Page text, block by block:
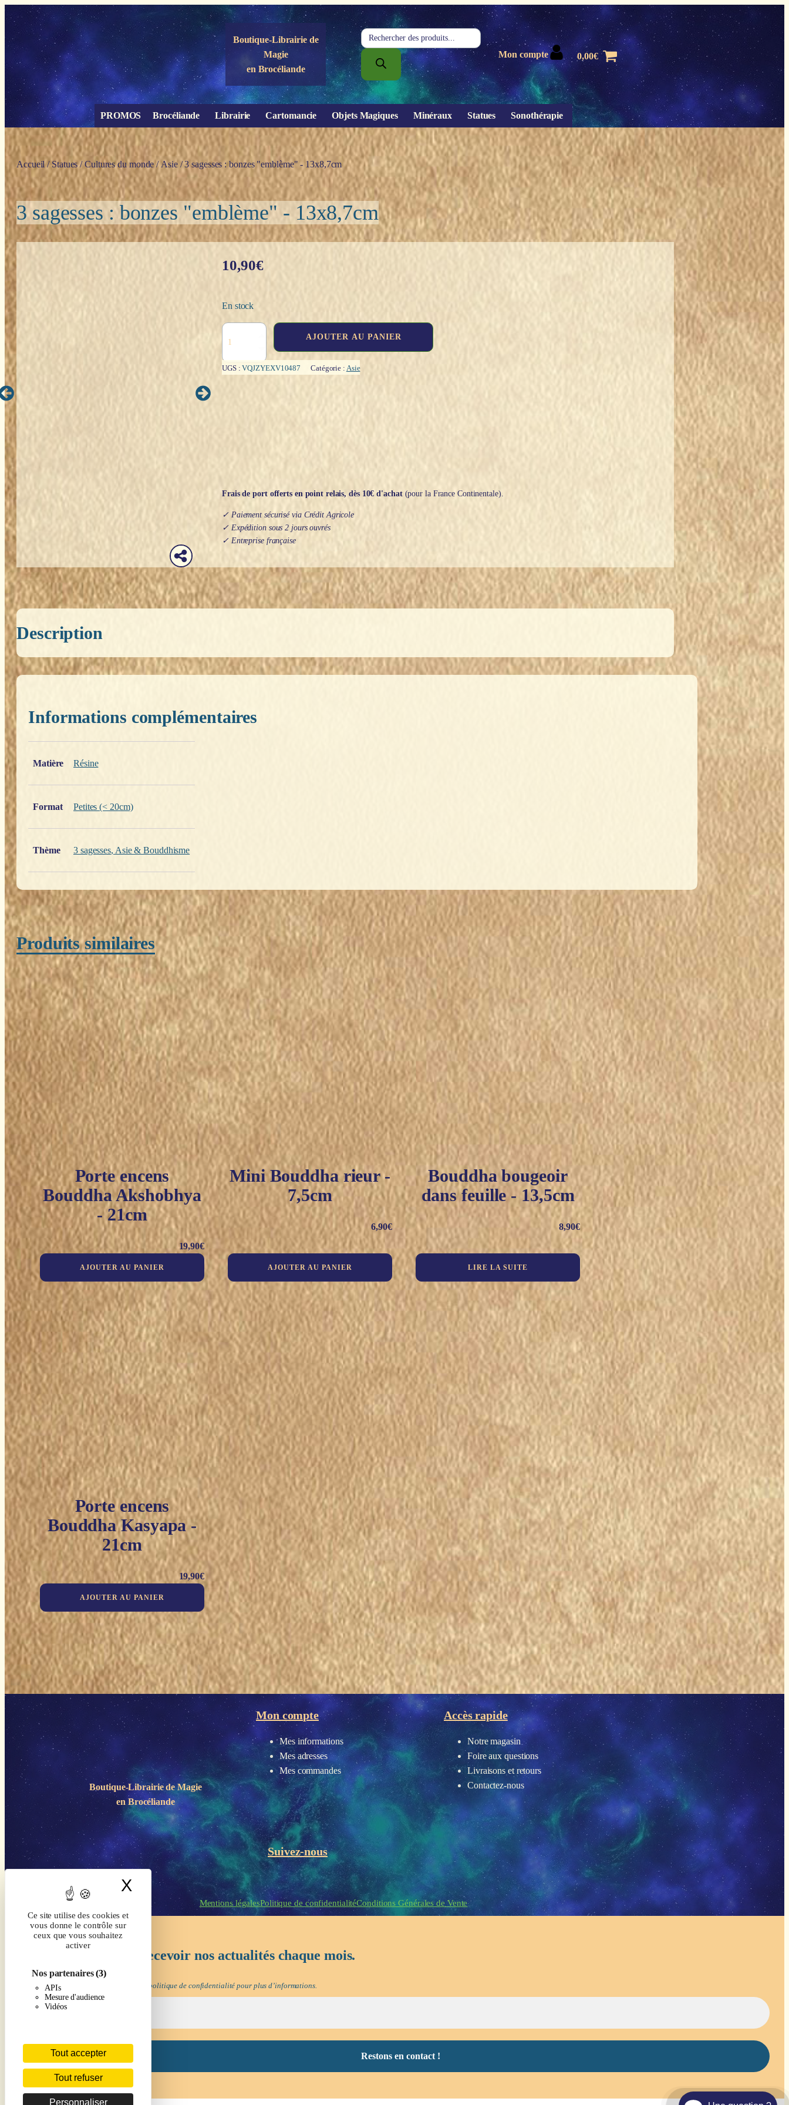
Panneau de gestion des cookies
Ce site utilise des cookies et
vous donne le contrôle sur
ceux que vous souhaitez
activer
Nos partenaires(3)
APIs
Mesure d'audience
Vidéos
Tout accepter
Tout refuser
Personnaliser
X Masquer le bandeau des cookies
Boutique-Librairie de
Magie
en Brocéliande
Recherche
de
produits
Mon compte 0,00€
PROMOS Brocéliande Librairie Cartomancie Objets Magiques Minéraux Statues Sonothérapie
Accueil/Statues/Cultures du monde/Asie/ 3 sagesses : bonzes "emblème" - 13x8,7cm
3 sagesses : bonzes "emblème" - 13x8,7cm
10,90€
En stock
sagesses
:
AJOUTER AU PANIER
UGS :VQJZYEXV10487 Catégorie : Asie
Frais de port offerts en point relais, dès 10€ d'achat(pour la France Continentale).
✓ Paiement sécurisé via Crédit Agricole
✓ Expédition sous 2 jours ouvrés
✓ Entreprise française
Description
Informations complémentaires
Matière
Résine
Format Petites (< 20cm)
Thème 3 sagesses, Asie & Bouddhisme
Produits similaires
Porte encens
Bouddha Akshobhya
- 21cm
19,90€
AJOUTER AU PANIER
Mini Bouddha rieur -
7,5cm
6,90€
AJOUTER AU PANIER
Bouddha bougeoir
dans feuille - 13,5cm
8,90€
LIRE LA SUITE
Porte encens
Bouddha Kasyapa -
21cm
19,90€
AJOUTER AU PANIER
Boutique-Librairie deMagie
en Brocéliande
Mon compte
Mes informations
Mes adresses
Mes commandes
Accès rapide
Notre magasin
Foire aux questions
Livraisons et retours
Contactez-nous
Suivez-nous
Mentions légalesPolitique de confidentialitéConditions Générales de Vente
Inscrivez-vous pour recevoir nos actualités chaque mois.
Nous ne spammons pas ! Consultez notre politique de confidentialité pour plus d’informations.